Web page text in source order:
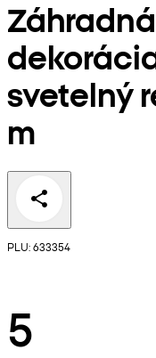
svetelný
m
PLU: 633354
5